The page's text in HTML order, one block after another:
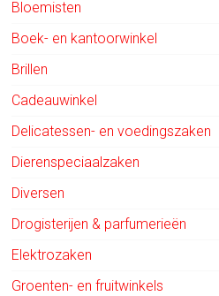
Bloemisten
Boek- en kantoorwinkel
Brillen
Cadeauwinkel
Delicatessen- en voedingszaken
Dierenspeciaalzaken
Diversen
Drogisterijen & parfumerieën
Elektrozaken
Groenten- en fruitwinkels